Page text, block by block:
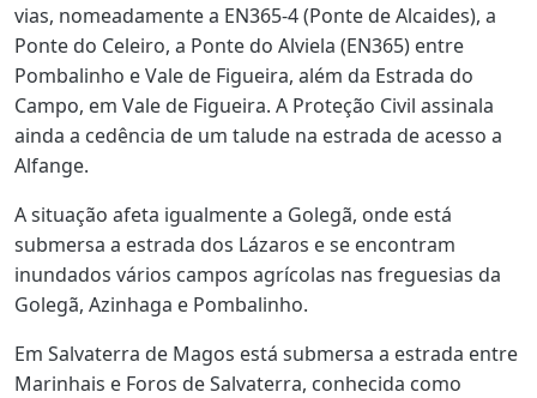
vias, nomeadamente a EN365‑4 (Ponte de Alcaides), a
Ponte do Celeiro, a Ponte do Alviela (EN365) entre
Pombalinho e Vale de Figueira, além da Estrada do
Campo, em Vale de Figueira. A Proteção Civil assinala
ainda a cedência de um talude na estrada de acesso a
Alfange.
A situação afeta igualmente a Golegã, onde está
submersa a estrada dos Lázaros e se encontram
inundados vários campos agrícolas nas freguesias da
Golegã, Azinhaga e Pombalinho.
Em Salvaterra de Magos está submersa a estrada entre
Marinhais e Foros de Salvaterra, conhecida como